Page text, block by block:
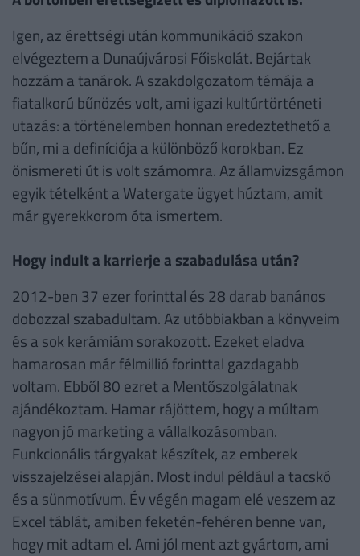
Igen, az érettségi után kommunikáció szakon
elvégeztem a Dunaújvárosi Főiskolát. Bejártak
hozzám a tanárok. A szakdolgozatom témája a
fiatalkorú bűnözés volt, ami igazi kultúrtörténeti
utazás: a történelemben honnan eredeztethető a
bűn, mi a definíciója a különböző korokban. Ez
önismereti út is volt számomra. Az államvizsgámon
egyik tételként a Watergate ügyet húztam, amit
már gyerekkorom óta ismertem.
Hogy indult a karrierje a szabadulása után?
2012-ben 37 ezer forinttal és 28 darab banános
dobozzal szabadultam. Az utóbbiakban a könyveim
és a sok kerámiám sorakozott. Ezeket eladva
hamarosan már félmillió forinttal gazdagabb
voltam. Ebből 80 ezret a Mentőszolgálatnak
ajándékoztam. Hamar rájöttem, hogy a múltam
nagyon jó marketing a vállalkozásomban.
Funkcionális tárgyakat készítek, az emberek
visszajelzései alapján. Most indul például a tacskó
és a sünmotívum. Év végén magam elé veszem az
Excel táblát, amiben feketén-fehéren benne van,
hogy mit adtam el. Ami jól ment azt gyártom, ami